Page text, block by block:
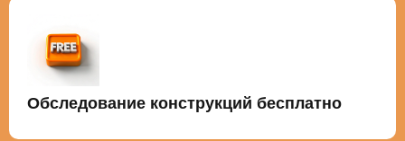
Обследование конструкций бесплатно